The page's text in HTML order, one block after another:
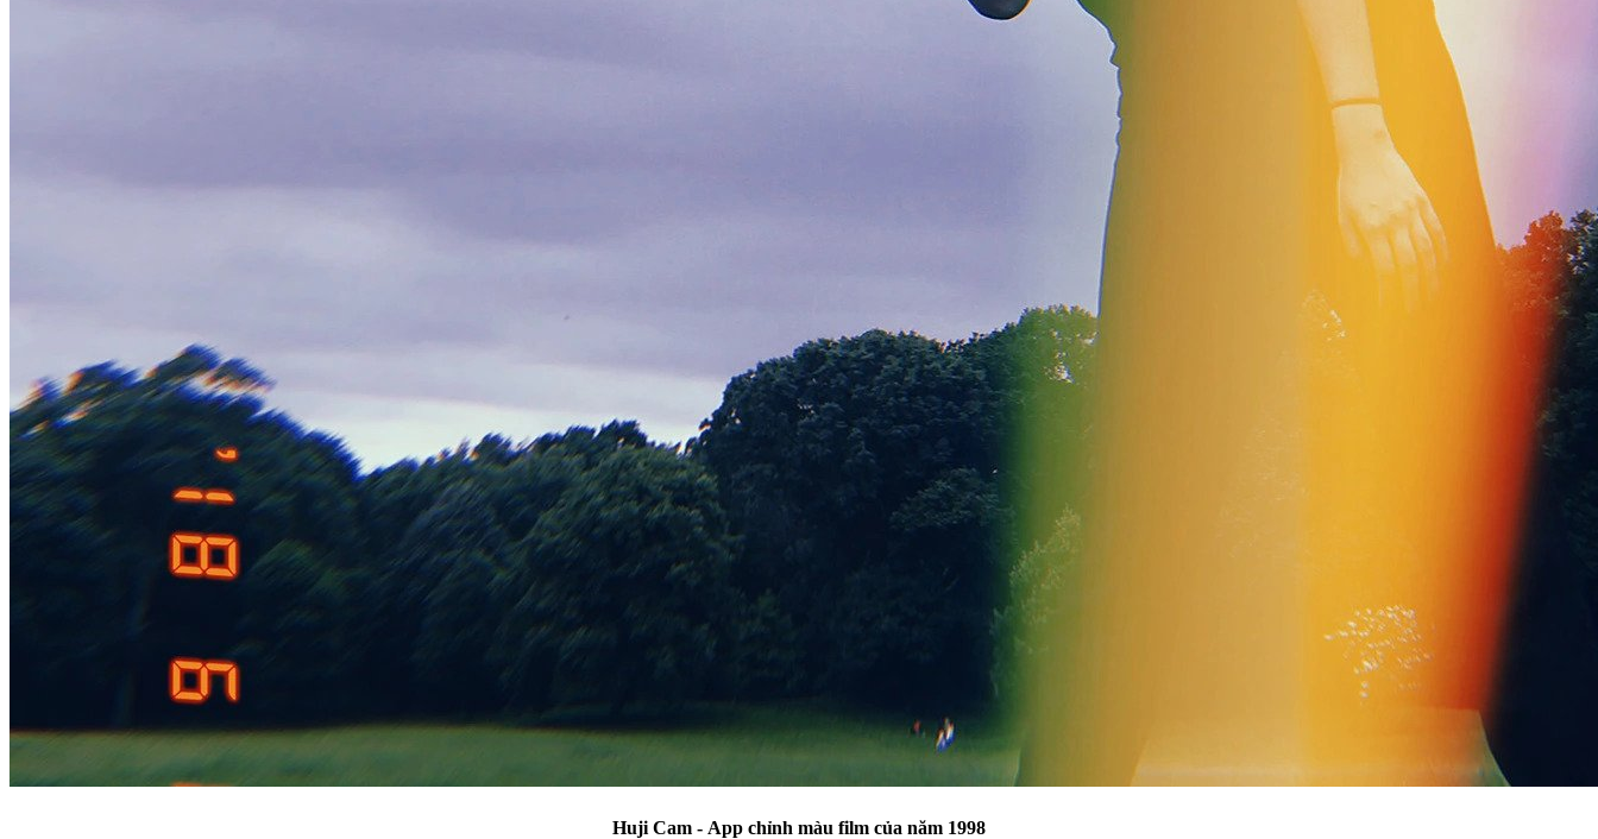
Huji Cam - App chỉnh màu film của năm 1998